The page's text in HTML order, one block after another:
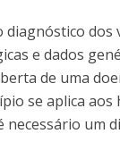
dos
e dados
de uma
se aplica
um